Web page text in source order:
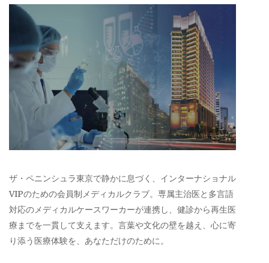
ザ・ペニンシュラ東京で静かに息づく、インターナショナル
VIPのための会員制メディカルクラブ。専属主治医と多言語
対応のメディカルケースワーカーが連携し、健診から再生医
療までを一貫して支えます。言葉や文化の壁を越え、心に寄
り添う医療体験を、あなただけのために。